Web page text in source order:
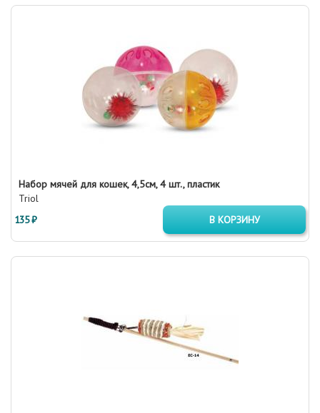
Набор мячей для кошек, 4,5см, 4 шт., пластик
Triol
135 ₽
В КОРЗИНУ